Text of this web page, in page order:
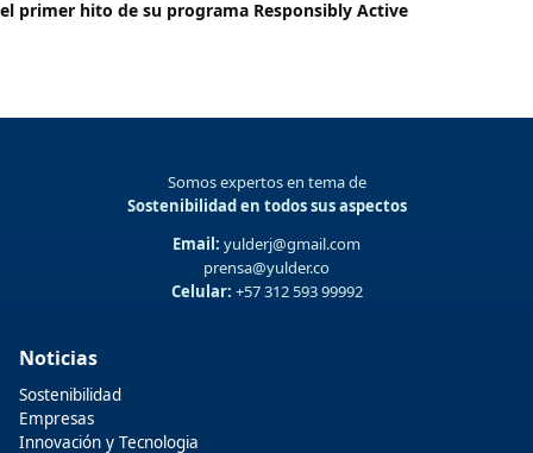
el primer hito de su programa Responsibly Active
Somos expertos en tema de
Sostenibilidad en todos sus aspectos
Email: yulderj@gmail.com
prensa@yulder.co
Celular: +57 312 593 99992
Noticias
Sostenibilidad
Empresas
Innovación y Tecnologia